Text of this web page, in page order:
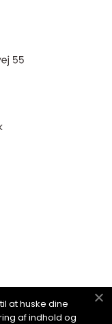
at huske dine
af indhold og